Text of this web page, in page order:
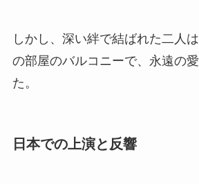
しかし、深い絆で結ばれた二人
の部屋のバルコニーで、永遠の
た。
日本での上演と反響